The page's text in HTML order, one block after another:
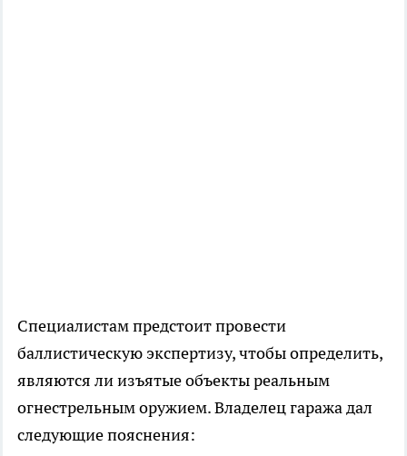
Специалистам предстоит провести
баллистическую экспертизу, чтобы определить,
являются ли изъятые объекты реальным
огнестрельным оружием. Владелец гаража дал
следующие пояснения: